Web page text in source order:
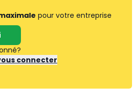
pour votre entreprise
connecter